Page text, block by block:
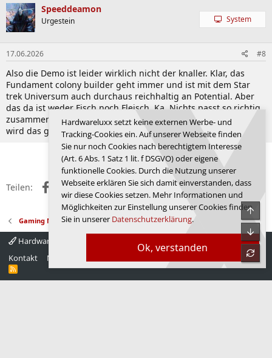
k
t
i
o
n
e
n
:
Speeddeamon
Urgestein System
17.06.2026 #8
Also die Demo ist leider wirklich nicht der knaller. Klar, das
Fundament colony builder geht immer und ist mit dem Star
trek Universum auch durchaus reichhaltig an Potential. Aber
das da ist weder Fisch noch Fleisch. Ka. Nichts passt so richtig
zusammen. Sind zwar ein paar nette Ideen mit drin. Aber so
wird das glaube ich nicht mal hardcore Fans abholen...
Anmelden, um zu antworten.
Teilen: FacebookX (Twitter)
RedditWhatsApp
E-MailLink
Gaming News
Hardwareluxx 4.0
Kontakt
Nutzungsbedingungen Startseite
R
Ok, verstanden
Hardwareluxx setzt keine externen Werbe- und
Tracking-Cookies ein. Auf unserer Webseite finden
Sie nur noch Cookies nach berechtigtem Interesse
(Art. 6 Abs. 1 Satz 1 lit. f DSGVO) oder eigene
funktionelle Cookies. Durch die Nutzung unserer
Webseite erklären Sie sich damit einverstanden, dass
wir diese Cookies setzen. Mehr Informationen und
Möglichkeiten zur Einstellung unserer Cookies finden
Sie in unserer Datenschutzerklärung.